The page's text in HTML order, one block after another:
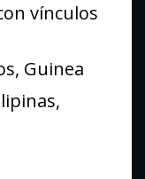
vínculos
Guinea